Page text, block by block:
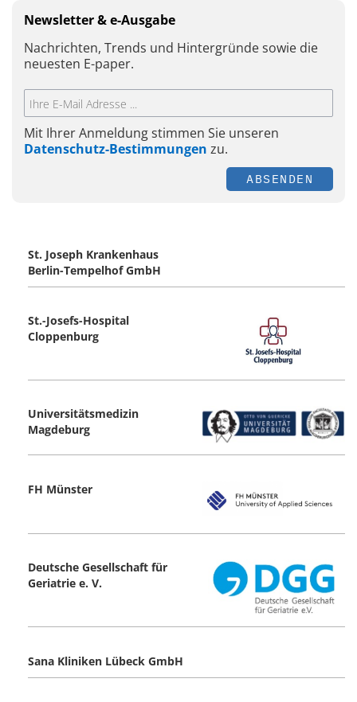
Newsletter & e-Ausgabe
Nachrichten, Trends und Hintergründe sowie die
neuesten E-paper.
Mit Ihrer Anmeldung stimmen Sie unseren
Datenschutz-Bestimmungen zu.
ABSENDEN
St. Joseph Krankenhaus
Berlin-Tempelhof GmbH
St.-Josefs-Hospital
Cloppenburg
Universitätsmedizin
Magdeburg
FH Münster
Deutsche Gesellschaft für
Geriatrie e. V.
Sana Kliniken Lübeck GmbH